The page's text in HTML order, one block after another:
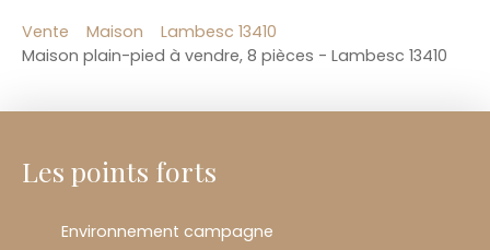
Vente Maison
Lambesc 13410
Maison plain-pied à vendre, 8 pièces - Lambesc 13410
Les points forts
Environnement campagne